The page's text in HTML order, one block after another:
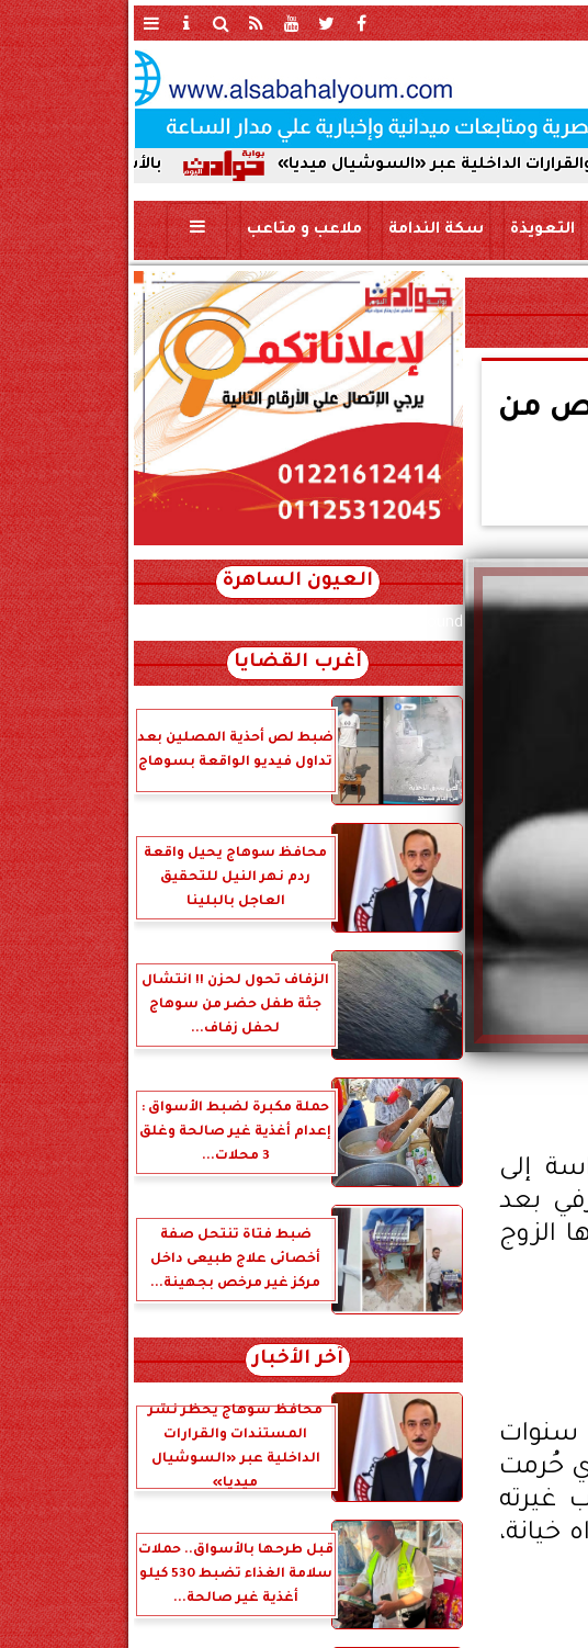
بالأسماء | اعتماد حركة تنقلات ضباط عبر «السوشيال ميديا»
التعويذة سكة الندامة ملاعب و متاعب
من
إلى
بعد
الزوج
سنوات
حُرمت
غيرته
خيانة،
العيون الساهرة
xml_json/rss/~12.xml x0n not found
أغرب القضايا
ضبط لص أحذية المصلين بعد
تداول فيديو الواقعة بسوهاج
محافظ سوهاج يحيل واقعة
ردم نهر النيل للتحقيق
العاجل بالبلينا
الزفاف تحول لحزن !! انتشال
جثة طفل حضر من سوهاج
لحفل زفاف...
حملة مكبرة لضبط الأسواق :
إعدام أغذية غير صالحة وغلق
3 محلات...
ضبط فتاة تنتحل صفة
أخصائى علاج طبيعى داخل
مركز غير مرخص بجهينة...
آخر الأخبار
محافظ سوهاج يحظر نشر
المستندات والقرارات
الداخلية عبر «السوشيال
ميديا»
قبل طرحها بالأسواق.. حملات
سلامة الغذاء تضبط 530 كيلو
أغذية غير صالحة...